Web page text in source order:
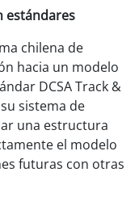
estándares
chilena de
hacia un modelo
DCSA Track &
sistema de
una estructura
el modelo
futuras con otras